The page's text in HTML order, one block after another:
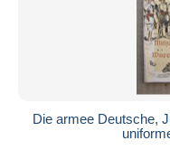
Die armee Deutsche,